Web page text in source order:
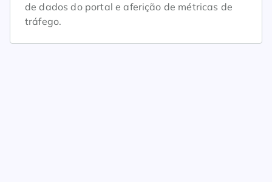
de dados do portal e aferição de métricas de
tráfego.